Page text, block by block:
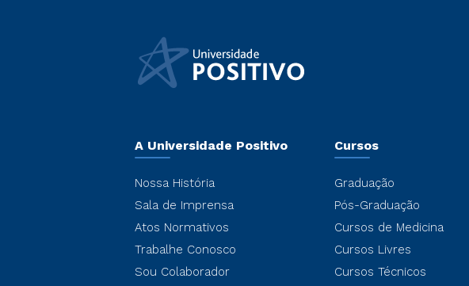
A Universidade Positivo
Nossa História
Sala de Imprensa
Atos Normativos
Trabalhe Conosco
Sou Colaborador
Cursos
Graduação
Pós-Graduação
Cursos de Medicina
Cursos Livres
Cursos Técnicos